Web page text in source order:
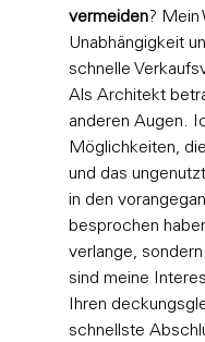
vermeiden? Mein
Unabhängigkeit
schnelle
Als Architekt
anderen Augen.
Möglichkeiten,
und das
in den
besprochen
verlange,
sind meine
Ihren
schnellste